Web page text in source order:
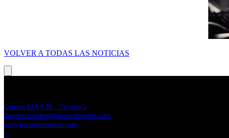
VOLVER A TODAS LAS NOTICIAS
Carrera 13A # 98 - 75, piso 5
datospersonales@paramopresenta.com
pqr@paramopresenta.com
--